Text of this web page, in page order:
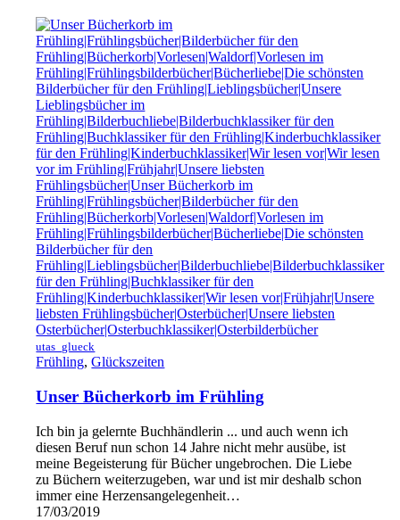
utas_glueck
Frühling,Glückszeiten
Unser Bücherkorb im Frühling
Ich bin ja gelernte Buchhändlerin ... und auch wenn ich
diesen Beruf nun schon 14 Jahre nicht mehr ausübe, ist
meine Begeisterung für Bücher ungebrochen. Die Liebe
zu Büchern weiterzugeben, war und ist mir deshalb schon
immer eine Herzensangelegenheit…
17/03/2019